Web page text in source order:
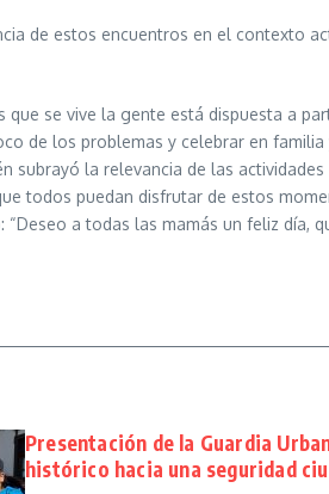
de estos encuentros en el contexto
que se vive la gente está dispuesta a
de los problemas y celebrar en familia
subrayó la relevancia de las
todos puedan disfrutar de estos
“Deseo a todas las mamás un feliz
Presentación de la Guardia
histórico hacia una seguridad